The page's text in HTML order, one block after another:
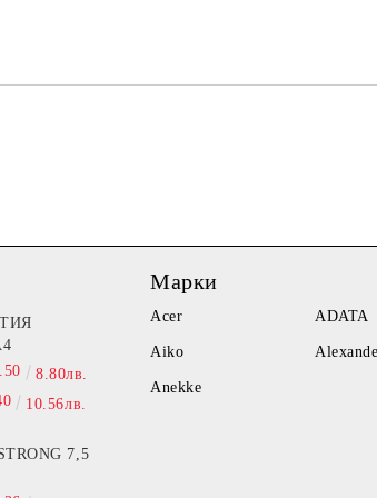
8.80лв.
10.56лв.
7,5
Марки
Acer ADATA
Aiko
Anekke